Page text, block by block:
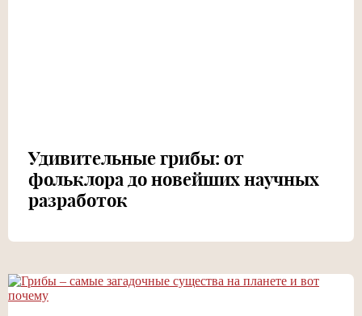
Удивительные грибы: от
фольклора до новейших научных
разработок